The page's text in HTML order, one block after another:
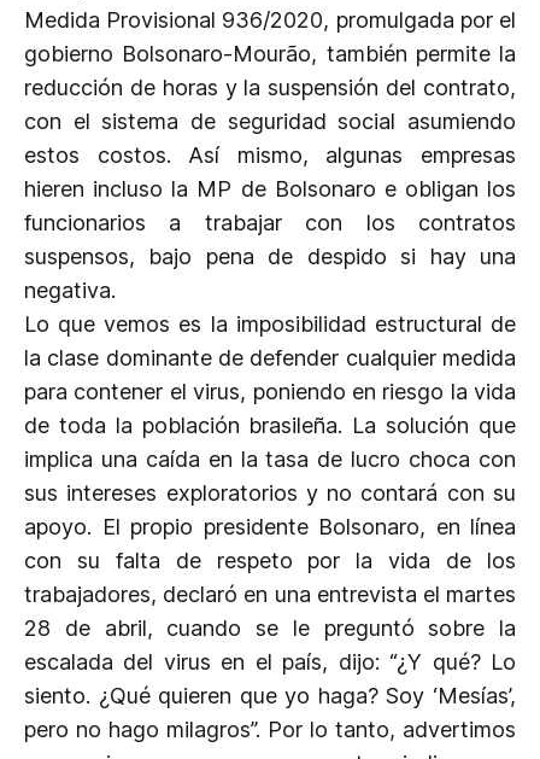
Medida Provisional 936/2020, promulgada por el
gobierno Bolsonaro-Mourão, también permite la
reducción de horas y la suspensión del contrato,
con el sistema de seguridad social asumiendo
estos costos. Así mismo, algunas empresas
hieren incluso la MP de Bolsonaro e obligan los
funcionarios a trabajar con los contratos
suspensos, bajo pena de despido si hay una
negativa.
Lo que vemos es la imposibilidad estructural de
la clase dominante de defender cualquier medida
para contener el virus, poniendo en riesgo la vida
de toda la población brasileña. La solución que
implica una caída en la tasa de lucro choca con
sus intereses exploratorios y no contará con su
apoyo. El propio presidente Bolsonaro, en línea
con su falta de respeto por la vida de los
trabajadores, declaró en una entrevista el martes
28 de abril, cuando se le preguntó sobre la
escalada del virus en el país, dijo: “¿Y qué? Lo
siento. ¿Qué quieren que yo haga? Soy ‘Mesías’,
pero no hago milagros”. Por lo tanto, advertimos